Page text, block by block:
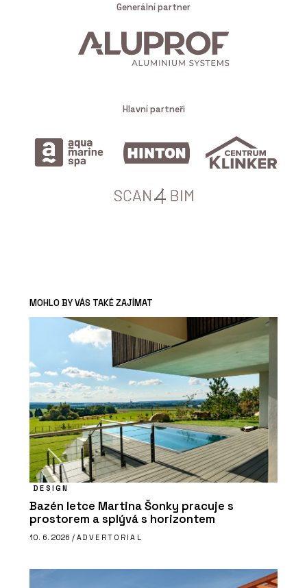
Generální partner
Hlavní partneři
MOHLO BY VÁS TAKÉ ZAJÍMAT
DESIGN
Bazén letce Martina Šonky pracuje s
prostorem a splývá s horizontem
10. 6. 2026 / ADVERTORIAL